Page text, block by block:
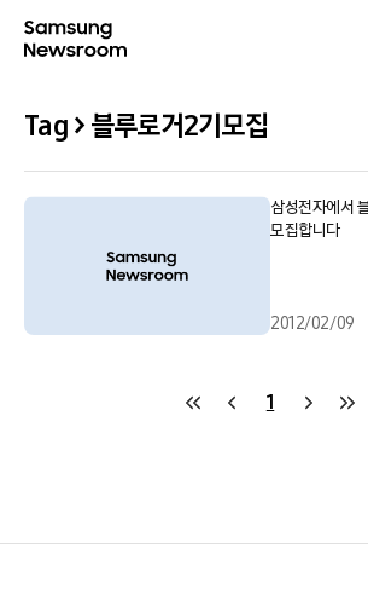
Tag > 블루로거2기모집
삼성전자에서
모집합니다
2012/02/09
1